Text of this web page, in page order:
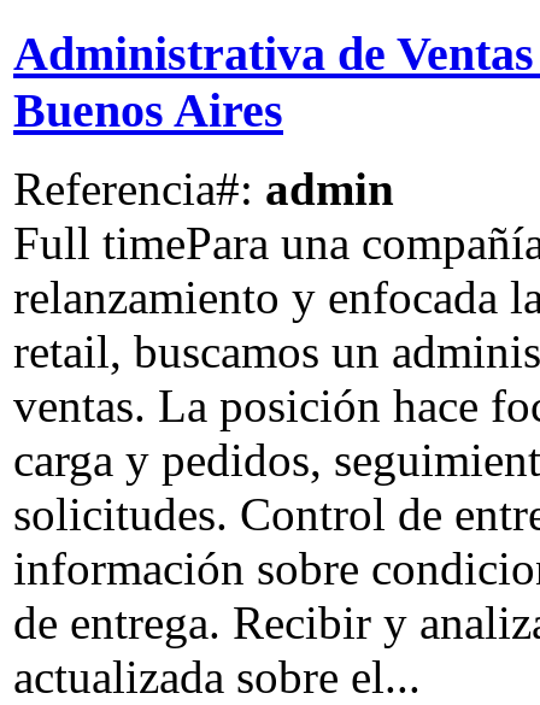
Administrativa de
Buenos Aires
Referencia#: admin
Full timePara una
relanzamiento y enfocada
retail, buscamos un
ventas. La posición hace
carga y pedidos,
solicitudes. Control de
información sobre
de entrega. Recibir y
actualizada sobre el...